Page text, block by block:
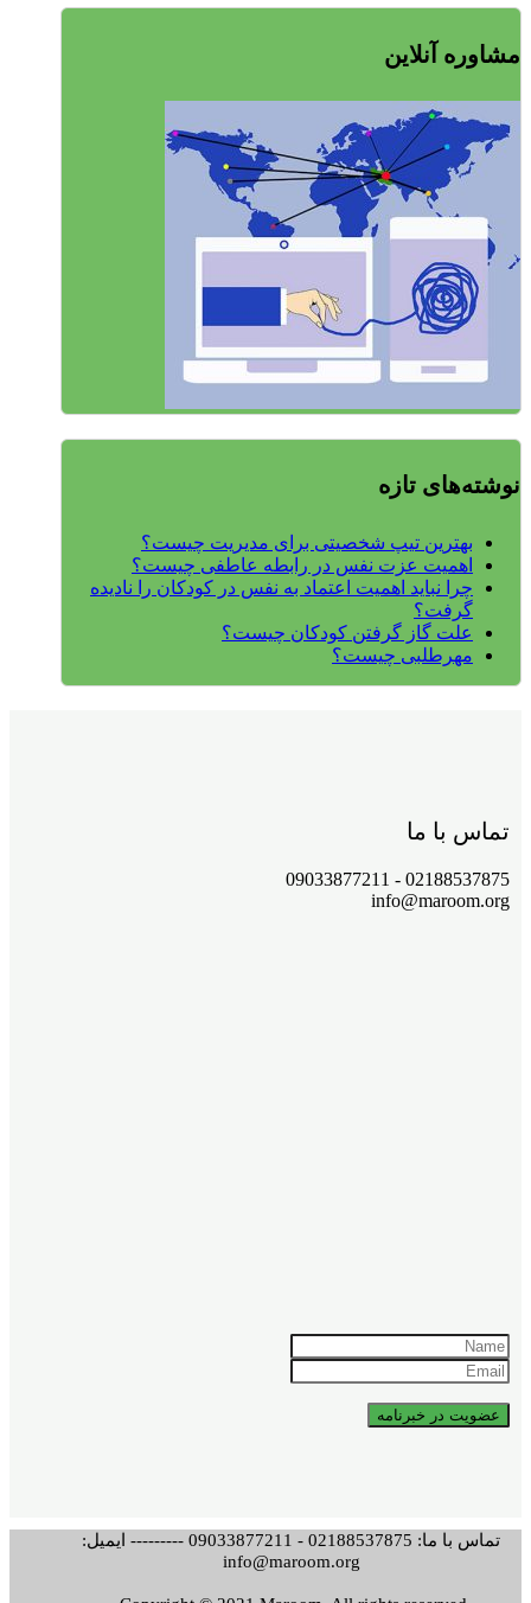
مشاوره آنلاین
نوشته‌های تازه
بهترین تیپ شخصیتی برای مدیریت چیست؟
اهمیت عزت نفس در رابطه عاطفی چیست؟
چرا نباید اهمیت اعتماد به نفس در کودکان را نادیده
گرفت؟
علت گاز گرفتن کودکان چیست؟
مهرطلبی چیست؟
تماس با ما
02188537875 - 09033877211
info@maroom.org
تماس با ما: 02188537875 - 09033877211 --------- ایمیل:
info@maroom.org